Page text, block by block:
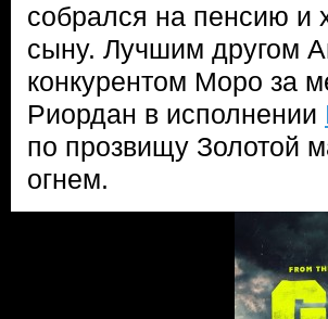
собрался на пенсию и
сыну. Лучшим другом
конкурентом Моро за
Риордан в исполнении
по прозвищу Золотой
огнем.